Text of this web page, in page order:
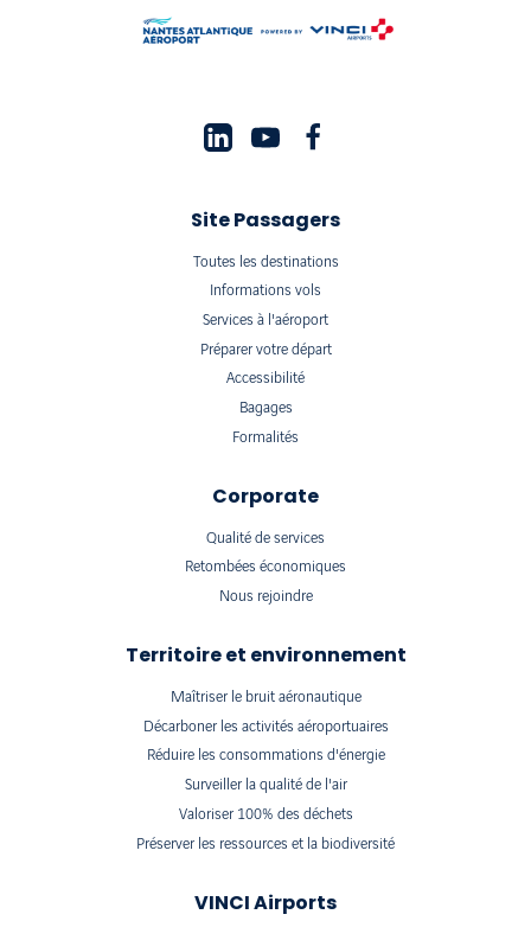
Site Passagers
Toutes les destinations
Informations vols
Services à l'aéroport
Préparer votre départ
Accessibilité
Bagages
Formalités
Corporate
Qualité de services
Retombées économiques
Nous rejoindre
Territoire et environnement
Maîtriser le bruit aéronautique
Décarboner les activités aéroportuaires
Réduire les consommations d'énergie
Surveiller la qualité de l'air
Valoriser 100% des déchets
Préserver les ressources et la biodiversité
VINCI Airports